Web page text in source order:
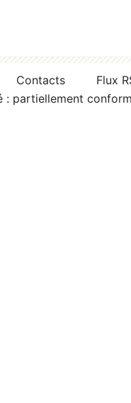
Contacts
Flux
: partiellement